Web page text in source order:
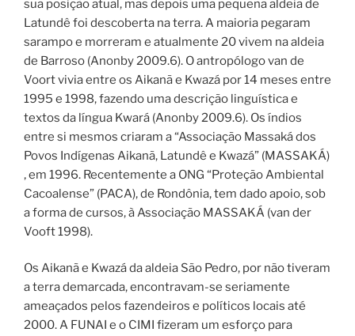
sua posição atual, mas depois uma pequena aldeia de
Latundê foi descoberta na terra. A maioria pegaram
sarampo e morreram e atualmente 20 vivem na aldeia
de Barroso (Anonby 2009.6). O antropólogo van de
Voort vivia entre os Aikanã e Kwazá por 14 meses entre
1995 e 1998, fazendo uma descrição linguística e
textos da língua Kwará (Anonby 2009.6). Os índios
entre si mesmos criaram a “Associação Massaká dos
Povos Indígenas Aikanã, Latundê e Kwazá” (MASSAKÁ)
‚ em 1996. Recentemente a ONG “Proteção Ambiental
Cacoalense” (PACA), de Rondônia, tem dado apoio, sob
a forma de cursos, à Associação MASSAKÁ (van der
Vooft 1998).
Os Aikanã e Kwazá da aldeia São Pedro, por não tiveram
a terra demarcada, encontravam-se seriamente
ameaçados pelos fazendeiros e políticos locais até
2000. A FUNAI e o CIMI fizeram um esforço para